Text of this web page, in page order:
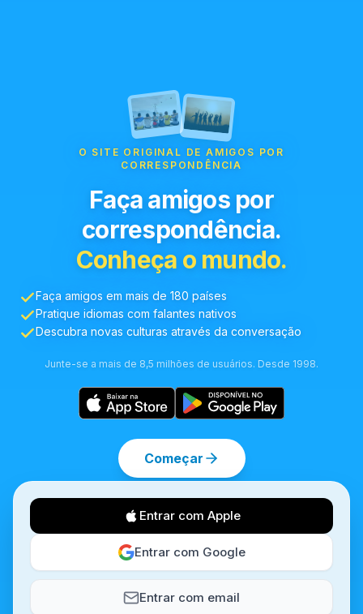
O SITE ORIGINAL DE AMIGOS POR
CORRESPONDÊNCIA
Faça amigos por
correspondência.
Conheça o mundo.
Faça amigos em mais de 180 países
Pratique idiomas com falantes nativos
Descubra novas culturas através da conversação
Junte-se a mais de 8,5 milhões de usuários. Desde 1998.
Começar
Entrar com Apple
Entrar com Google
Entrar com email